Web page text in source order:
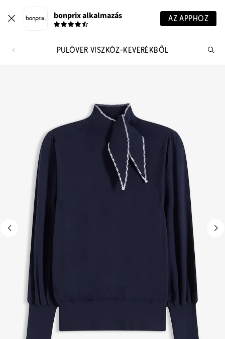
bonprix alkalmazás AZ APPHOZ
PULÓVER VISZKÓZ-KEVERÉKBŐL